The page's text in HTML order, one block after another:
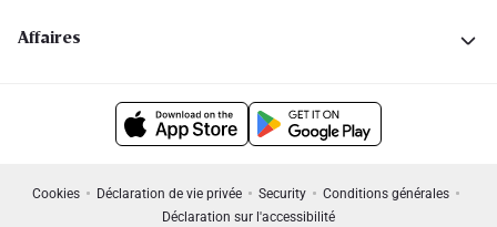
Affaires
Cookies Déclaration de vie privée Security
Conditions générales
Déclaration sur l'accessibilité